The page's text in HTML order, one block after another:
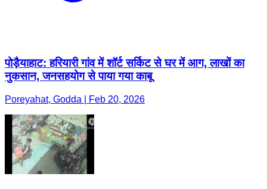
पोड़ैयाहाट: हरियारी गांव में शॉर्ट सर्किट से घर में आग, लाखों का
नुकसान, जनसहयोग से पाया गया काबू
Poreyahat, Godda | Feb 20, 2026